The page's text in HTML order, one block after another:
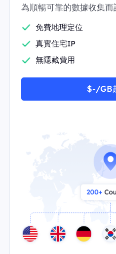
為順暢可靠的數據收集而
免費地理定位
真實住宅IP
無隱藏費用
$-/GB